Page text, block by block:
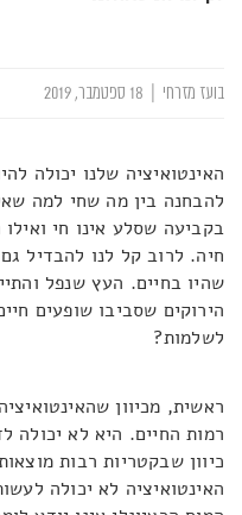
בועז מזרחי
האינטואיציה שלנו יכולה
להבחנה בין מה שחי למה
בקביעה שסלע אינו חי
חיה. לרוב קל לנו להבדיל גם
שהיו בחיים. העץ שנפל
הירוקים שסביבו שופעים
לשלמות?
ראשית, מכיוון
רמות החיים. היא לא יכולה
כיוון שבקטריות רבות
האינטואיציה לא יכולה